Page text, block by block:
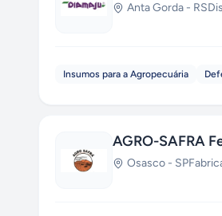
Anta Gorda - RS
Insumos para a Agropecuária
AGRO-SAFRA
Osasco - SP